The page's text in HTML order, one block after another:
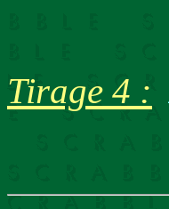
Tirage 4 :